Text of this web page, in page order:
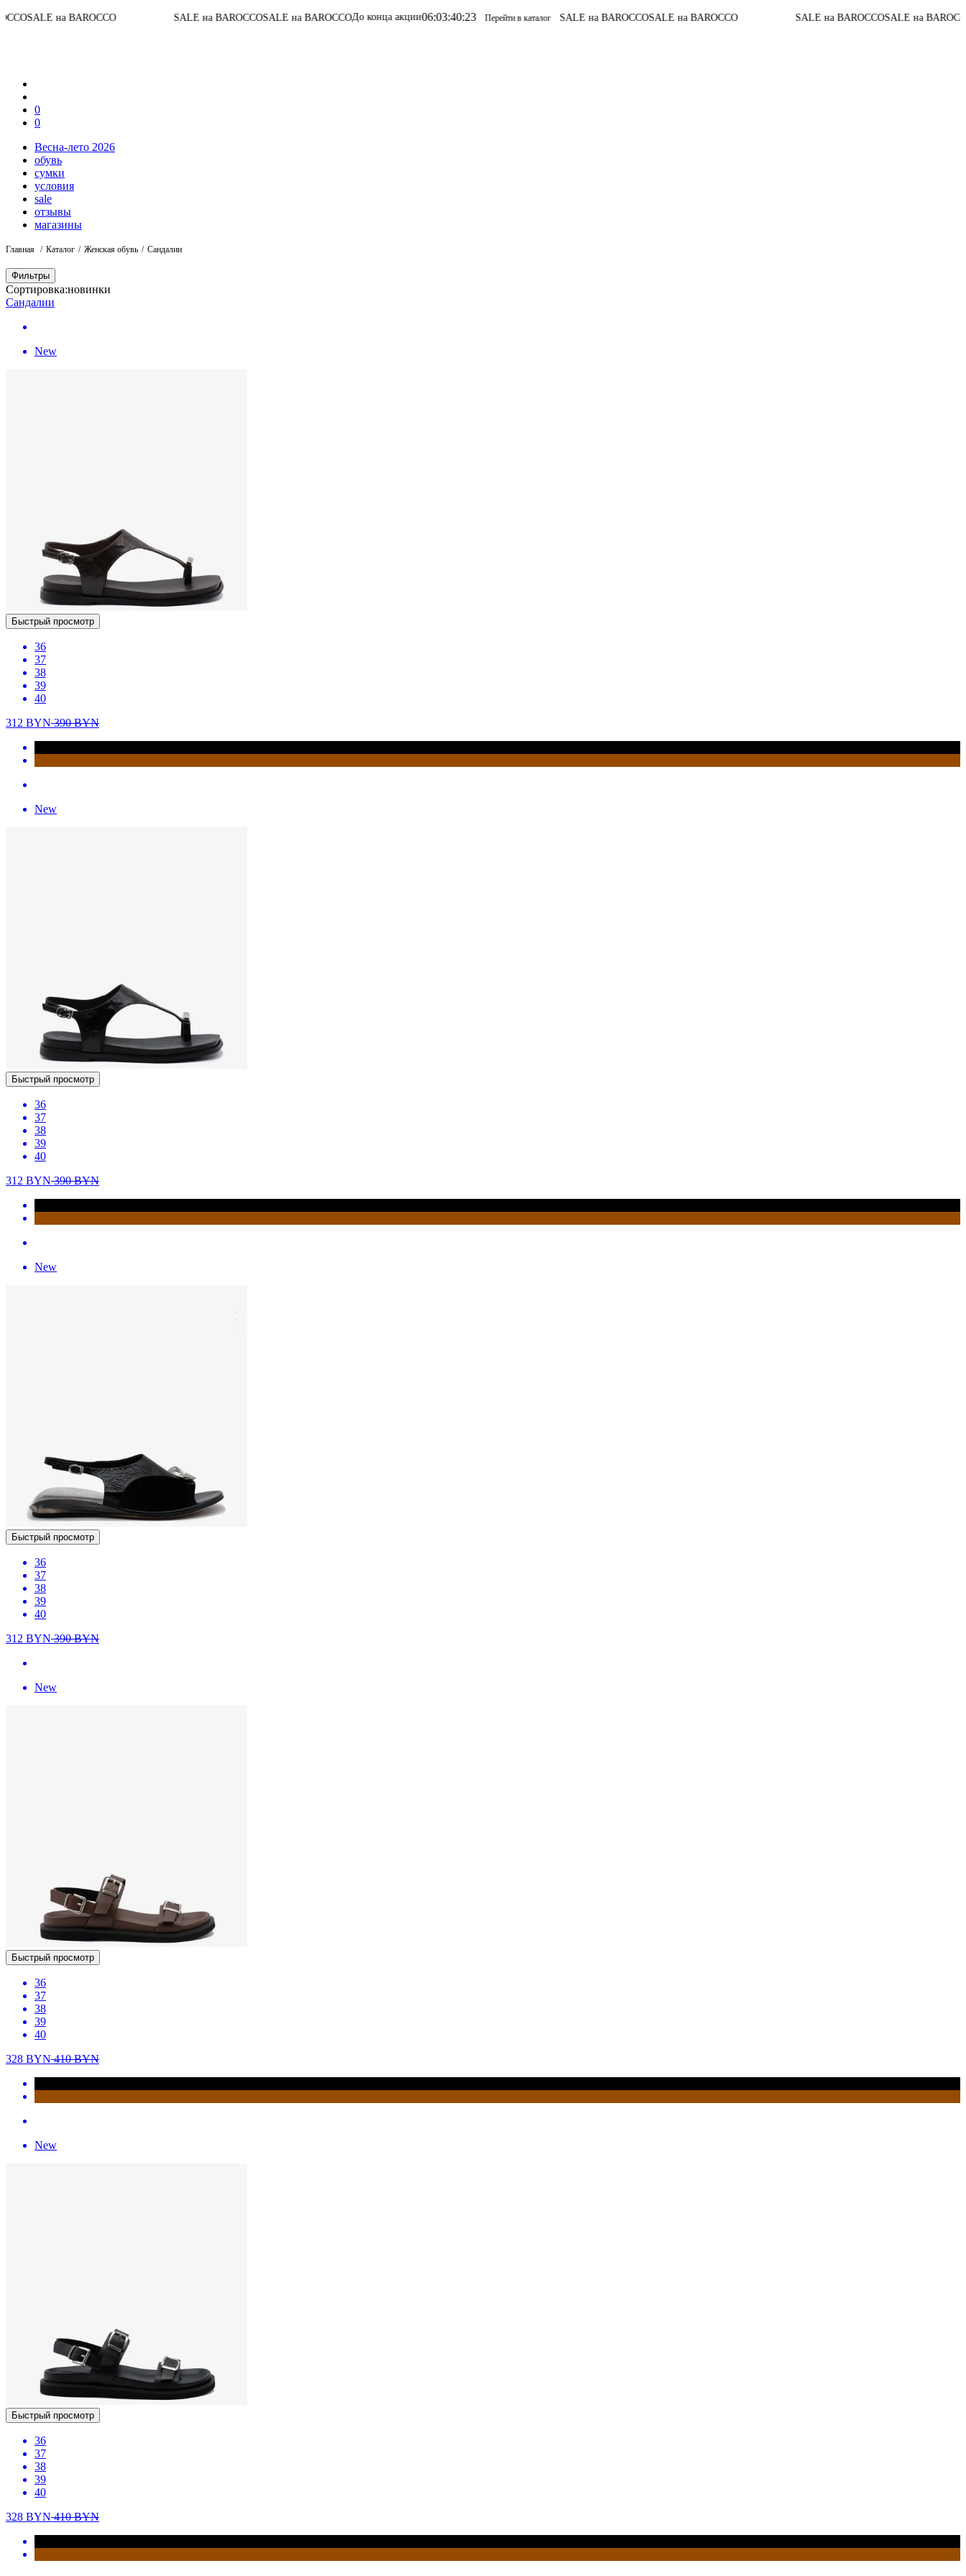
на BAROCCO SALE на BAROCCOSALE на BAROCCOДо конца акции06:03:40:23 Перейти в каталог SALE на BAROCCOSALE на BAROCCO SALE на BAROCCOSALE на BAROCCOДо конца
0
0
Весна-лето 2026
обувь
сумки
условия
sale
отзывы
магазины
Главная Каталог Женская обувь Сандалии
Фильтры
Сортировка:новинки
Сандалии
New
Быстрый просмотр
36
37
38
39
40
312 BYN390BYN
New
Быстрый просмотр
36
37
38
39
40
312 BYN390BYN
New
Быстрый просмотр
36
37
38
39
40
312 BYN390BYN
New
Быстрый просмотр
36
37
38
39
40
328 BYN410BYN
New
Быстрый просмотр
36
37
38
39
40
328 BYN410BYN